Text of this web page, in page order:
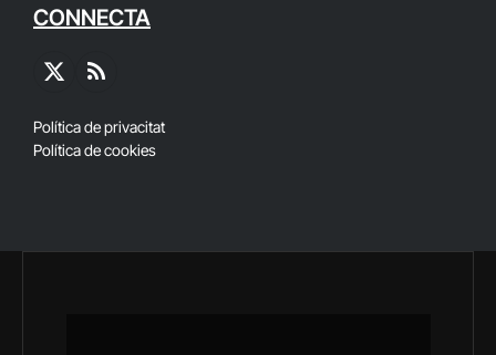
CONNECTA
X
RSS
Política de privacitat
Política de cookies